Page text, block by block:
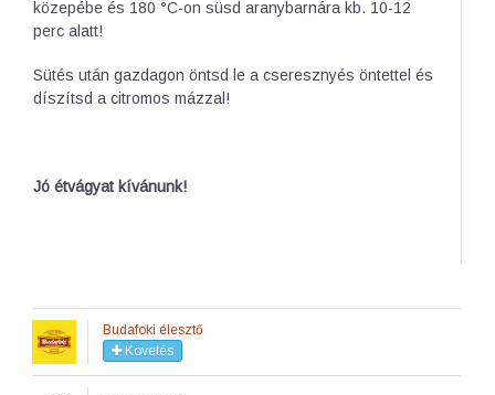
közepébe és 180 °C-on süsd aranybarnára kb. 10-12
perc alatt!
Sütés után gazdagon öntsd le a cseresznyés öntettel és
díszítsd a citromos mázzal!
Jó étvágyat kívánunk!
Budafoki élesztő
Követés